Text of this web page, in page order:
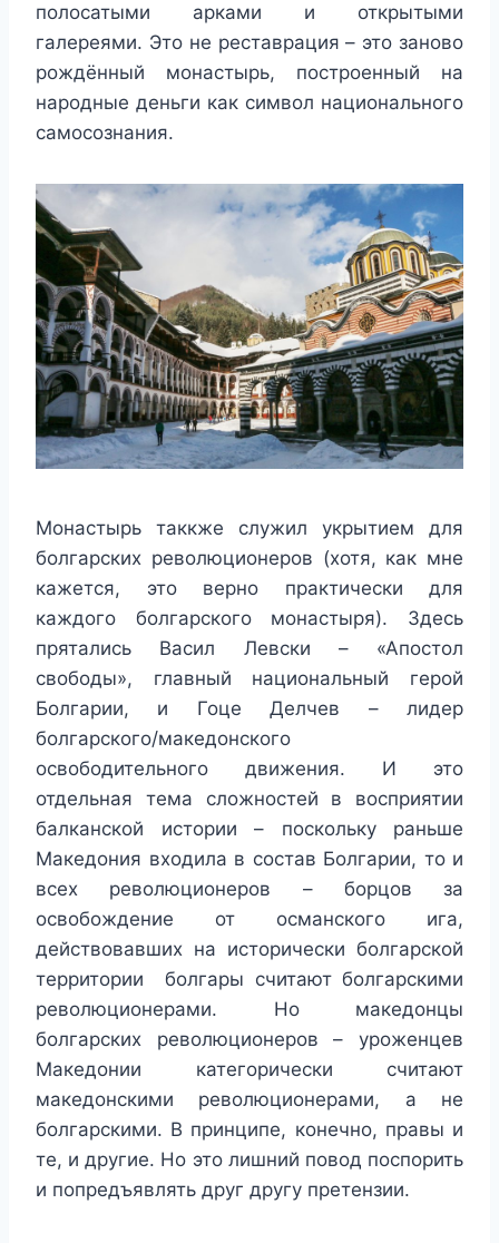
полосатыми арками и открытыми
галереями. Это не реставрация – это заново
рождённый монастырь, построенный на
народные деньги как символ национального
самосознания.
Монастырь таккже служил укрытием для
болгарских революционеров (хотя, как мне
кажется, это верно практически для
каждого болгарского монастыря). Здесь
прятались Васил Левски – «Апостол
свободы», главный национальный герой
Болгарии, и Гоце Делчев – лидер
болгарского/македонского
освободительного движения. И это
отдельная тема сложностей в восприятии
балканской истории – поскольку раньше
Македония входила в состав Болгарии, то и
всех революционеров – борцов за
освобождение от османского ига,
действовавших на исторически болгарской
территории болгары считают болгарскими
революционерами. Но македонцы
болгарских революционеров – уроженцев
Македонии категорически считают
македонскими революционерами, а не
болгарскими. В принципе, конечно, правы и
те, и другие. Но это лишний повод поспорить
и попредъявлять друг другу претензии.